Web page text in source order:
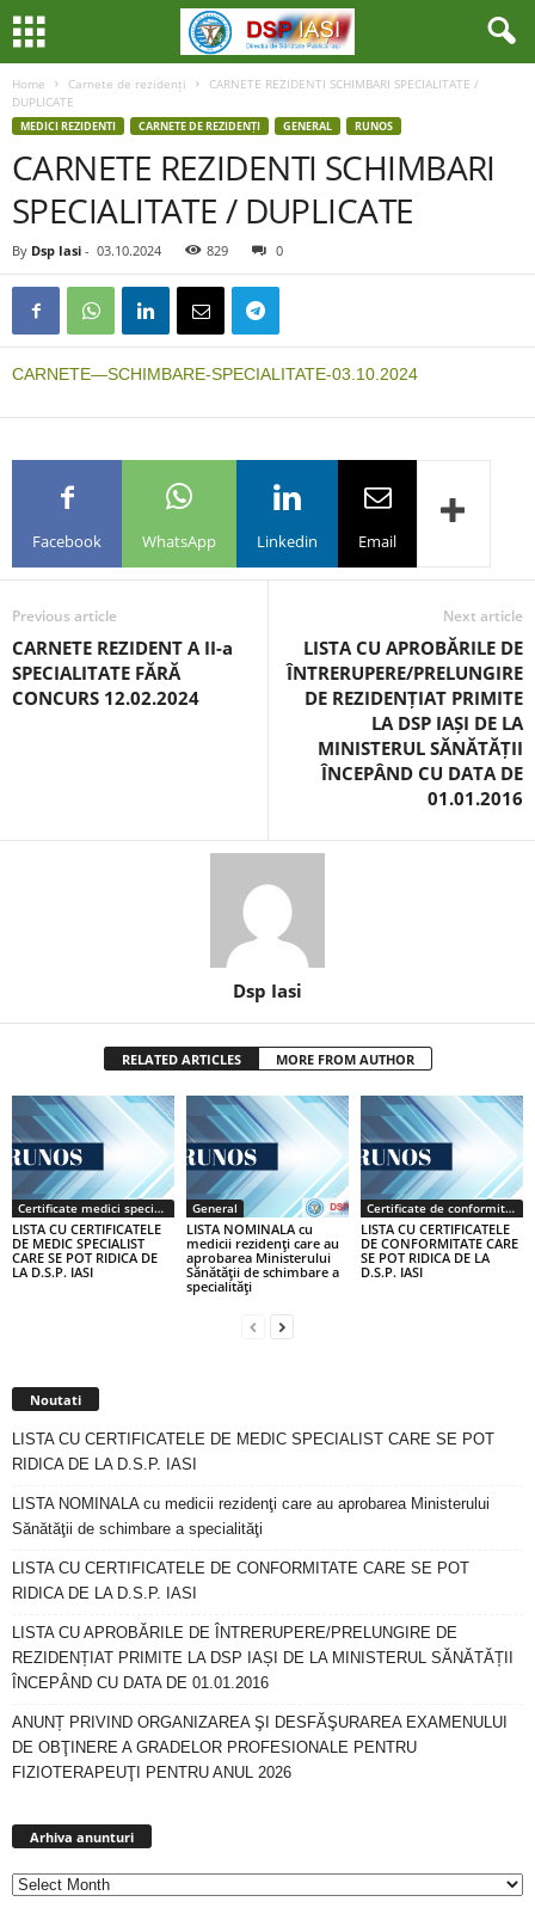
Home Carnete de rezidenți
CARNETE REZIDENTI SCHIMBARI SPECIALITATE /
DUPLICATE
MEDICI REZIDENTI CARNETE DE REZIDENȚI GENERAL RUNOS
CARNETE REZIDENTI SCHIMBARI
SPECIALITATE / DUPLICATE
By Dsp Iasi - 03.10.2024 829 0
CARNETE—SCHIMBARE-SPECIALITATE-03.10.2024
Facebook WhatsApp Linkedin Email
Previous article
CARNETE REZIDENT A II-a
SPECIALITATE FĂRĂ
CONCURS 12.02.2024
Next article
LISTA CU APROBĂRILE DE
ÎNTRERUPERE/PRELUNGIRE
DE REZIDENȚIAT PRIMITE
LA DSP IAȘI DE LA
MINISTERUL SĂNĂTĂȚII
ÎNCEPÂND CU DATA DE
01.01.2016
Dsp Iasi
RELATED ARTICLES MORE FROM AUTHOR
Certificate medici specialiști / primari
LISTA CU CERTIFICATELE
DE MEDIC SPECIALIST
CARE SE POT RIDICA DE
LA D.S.P. IASI
General
LISTA NOMINALA cu
medicii rezidenţi care au
aprobarea Ministerului
Sănătăţii de schimbare a
specialităţi
Certificate de conformitate
LISTA CU CERTIFICATELE
DE CONFORMITATE CARE
SE POT RIDICA DE LA
D.S.P. IASI
Noutati
LISTA CU CERTIFICATELE DE MEDIC SPECIALIST CARE SE POT
RIDICA DE LA D.S.P. IASI
LISTA NOMINALA cu medicii rezidenţi care au aprobarea Ministerului
Sănătăţii de schimbare a specialităţi
LISTA CU CERTIFICATELE DE CONFORMITATE CARE SE POT
RIDICA DE LA D.S.P. IASI
LISTA CU APROBĂRILE DE ÎNTRERUPERE/PRELUNGIRE DE
REZIDENȚIAT PRIMITE LA DSP IAȘI DE LA MINISTERUL SĂNĂTĂȚII
ÎNCEPÂND CU DATA DE 01.01.2016
ANUNȚ PRIVIND ORGANIZAREA ŞI DESFĂŞURAREA EXAMENULUI
DE OBŢINERE A GRADELOR PROFESIONALE PENTRU
FIZIOTERAPEUŢI PENTRU ANUL 2026
Arhiva anunturi